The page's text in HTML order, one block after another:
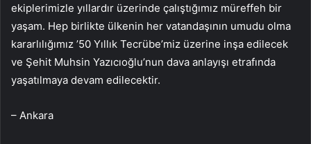
ekiplerimizle yıllardır üzerinde çalıştığımız müreffeh bir
yaşam. Hep birlikte ülkenin her vatandaşının umudu olma
kararlılığımız ’50 Yıllık Tecrübe’miz üzerine inşa edilecek
ve Şehit Muhsin Yazıcıoğlu’nun dava anlayışı etrafında
yaşatılmaya devam edilecektir.
– Ankara